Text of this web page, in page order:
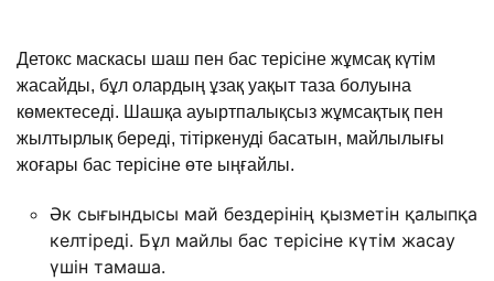
Детокс маскасы шаш пен бас терісіне жұмсақ күтім
жасайды, бұл олардың ұзақ уақыт таза болуына
көмектеседі. Шашқа ауыртпалықсыз жұмсақтық пен
жылтырлық береді, тітіркенуді басатын, майлылығы
жоғары бас терісіне өте ыңғайлы.
Әк сығындысы май бездерінің қызметін қалыпқа
келтіреді. Бұл майлы бас терісіне күтім жасау
үшін тамаша.